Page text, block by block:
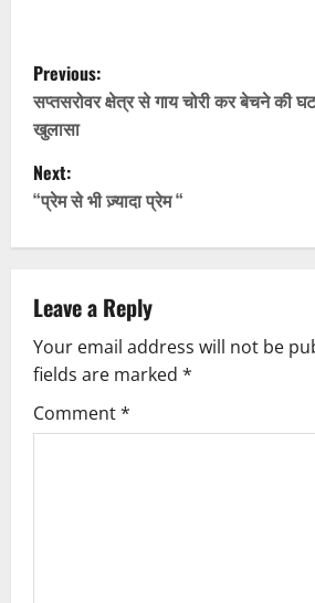
P
o
s
t
n
a
v
i
g
Previous:
सप्तसरोवर क्षेत्र से गाय चोरी कर बेचने की
खुलासा
Next:
“प्रेम से भी ज़्यादा प्रेम “
Leave a Reply
Your email address will not be
fields are marked *
Comment*